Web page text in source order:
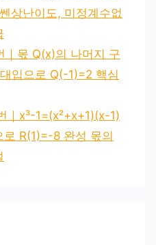
상난이도, 미정계수없
｜몫 Q(x)의 나머지 구
입으로 Q(-1)=2 핵심
｜x³-1=(x²+x+1)(x-1)
R(1)=-8 완성 몫의